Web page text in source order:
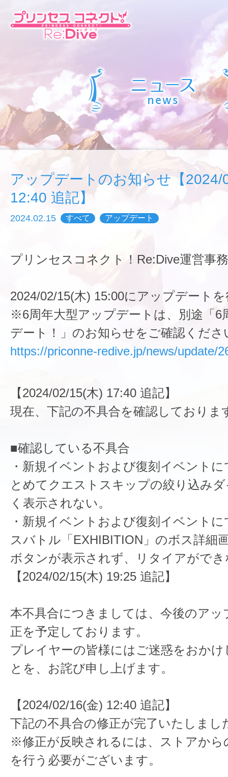
アップデートのお知らせ【2024/
12:40 追記】
2024.02.15 すべて アップデート
プリンセスコネクト！Re:Dive運営事
2024/02/15(木) 15:00にアップデート
※6周年大型アップデートは、別途「6
デート！」のお知らせをご確認くださ
https://priconne-redive.jp/news/update/
【2024/02/15(木) 17:40 追記】
現在、下記の不具合を確認しておりま
■確認している不具合
・新規イベントおよび復刻イベント
とめてクエストスキップの絞り込み
く表示されない。
・新規イベントおよび復刻イベント
スバトル「EXHIBITION」のボス詳細
ボタンが表示されず、リタイアがで
【2024/02/15(木) 19:25 追記】
本不具合につきましては、今後のアッ
正を予定しております。
プレイヤーの皆様にはご迷惑をおか
とを、お詫び申し上げます。
【2024/02/16(金) 12:40 追記】
下記の不具合の修正が完了いたしまし
※修正が反映されるには、ストアから
を行う必要がございます。